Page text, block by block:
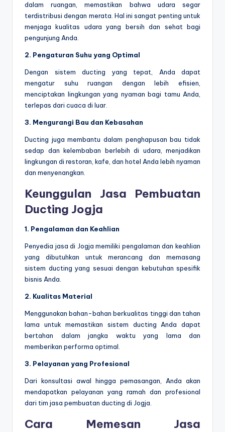
dalam ruangan, memastikan bahwa udara segar
terdistribusi dengan merata. Hal ini sangat penting untuk
menjaga kualitas udara yang bersih dan sehat bagi
pengunjung Anda.
2. Pengaturan Suhu yang Optimal
Dengan sistem ducting yang tepat, Anda dapat
mengatur suhu ruangan dengan lebih efisien,
menciptakan lingkungan yang nyaman bagi tamu Anda,
terlepas dari cuaca di luar.
3. Mengurangi Bau dan Kebasahan
Ducting juga membantu dalam penghapusan bau tidak
sedap dan kelembaban berlebih di udara, menjadikan
lingkungan di restoran, kafe, dan hotel Anda lebih nyaman
dan menyenangkan.
Keunggulan Jasa Pembuatan
Ducting Jogja
1. Pengalaman dan Keahlian
Penyedia jasa di Jogja memiliki pengalaman dan keahlian
yang dibutuhkan untuk merancang dan memasang
sistem ducting yang sesuai dengan kebutuhan spesifik
bisnis Anda.
2. Kualitas Material
Menggunakan bahan-bahan berkualitas tinggi dan tahan
lama untuk memastikan sistem ducting Anda dapat
bertahan dalam jangka waktu yang lama dan
memberikan performa optimal.
3. Pelayanan yang Profesional
Dari konsultasi awal hingga pemasangan, Anda akan
mendapatkan pelayanan yang ramah dan profesional
dari tim jasa pembuatan ducting di Jogja.
Cara Memesan Jasa